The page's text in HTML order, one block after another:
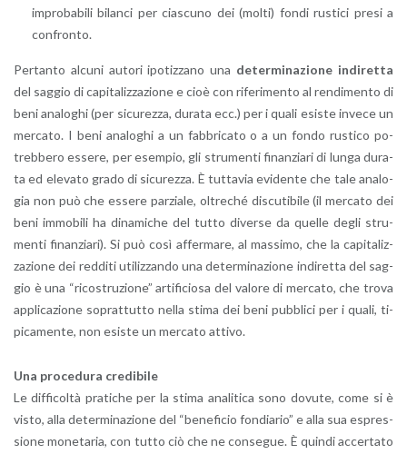
im­pro­ba­bi­li bi­lan­ci per cia­scu­no dei (molti) fondi ru­sti­ci presi a
con­fron­to.
Per­tan­to al­cu­ni au­to­ri ipo­tiz­za­no una de­ter­mi­na­zio­ne in­di­ret­ta
del sag­gio di ca­pi­ta­liz­za­zio­ne e cioè con ri­fe­ri­men­to al ren­di­men­to di
beni ana­lo­ghi (per si­cu­rez­za, du­ra­ta ecc.) per i quali esi­ste in­ve­ce un
mer­ca­to. I beni ana­lo­ghi a un fab­bri­ca­to o a un fondo ru­sti­co po­
treb­be­ro es­se­re, per esem­pio, gli stru­men­ti fi­nan­zia­ri di lunga du­ra­
ta ed ele­va­to grado di si­cu­rez­za. È tut­ta­via evi­den­te che tale ana­lo­
gia non può che es­se­re par­zia­le, ol­tre­ché di­scu­ti­bi­le (il mer­ca­to dei
beni im­mo­bi­li ha di­na­mi­che del tutto di­ver­se da quel­le degli stru­
men­ti fi­nan­zia­ri). Si può così af­fer­ma­re, al mas­si­mo, che la ca­pi­ta­liz­
za­zio­ne dei red­di­ti uti­liz­zan­do una de­ter­mi­na­zio­ne in­di­ret­ta del sag­
gio è una “ri­co­stru­zio­ne” ar­ti­fi­cio­sa del va­lo­re di mer­ca­to, che trova
ap­pli­ca­zio­ne so­prat­tut­to nella stima dei beni pub­bli­ci per i quali, ti­
pi­ca­men­te, non esi­ste un mer­ca­to at­ti­vo.
Una pro­ce­du­ra cre­di­bi­le
Le dif­fi­col­tà pra­ti­che per la stima ana­li­ti­ca sono do­vu­te, come si è
visto, alla de­ter­mi­na­zio­ne del “be­ne­fi­cio fon­dia­rio” e alla sua espres­
sio­ne mo­ne­ta­ria, con tutto ciò che ne con­se­gue. È quin­di ac­cer­ta­to